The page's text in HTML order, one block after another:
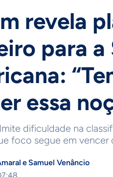
revela
para a
essa
dificuldade na
foco segue em vencer
e Samuel Venâncio